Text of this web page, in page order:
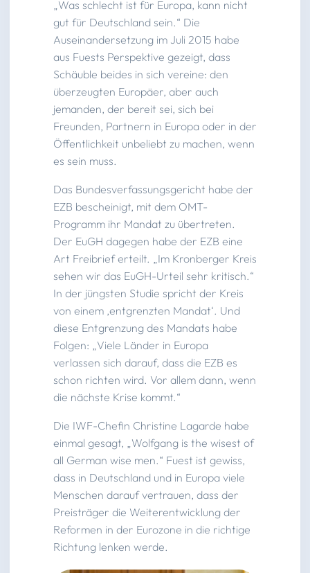
„Was schlecht ist für Europa, kann nicht
gut für Deutschland sein.“ Die
Auseinandersetzung im Juli 2015 habe
aus Fuests Perspektive gezeigt, dass
Schäuble beides in sich vereine: den
überzeugten Europäer, aber auch
jemanden, der bereit sei, sich bei
Freunden, Partnern in Europa oder in der
Öffentlichkeit unbeliebt zu machen, wenn
es sein muss.
Das Bundesverfassungsgericht habe der
EZB bescheinigt, mit dem OMT-
Programm ihr Mandat zu übertreten.
Der EuGH dagegen habe der EZB eine
Art Freibrief erteilt. „Im Kronberger Kreis
sehen wir das EuGH-Urteil sehr kritisch.“
In der jüngsten Studie spricht der Kreis
von einem ‚entgrenzten Mandat‘. Und
diese Entgrenzung des Mandats habe
Folgen: „Viele Länder in Europa
verlassen sich darauf, dass die EZB es
schon richten wird. Vor allem dann, wenn
die nächste Krise kommt.“
Die IWF-Chefin Christine Lagarde habe
einmal gesagt, „Wolfgang is the wisest of
all German wise men.“ Fuest ist gewiss,
dass in Deutschland und in Europa viele
Menschen darauf vertrauen, dass der
Preisträger die Weiterentwicklung der
Reformen in der Eurozone in die richtige
Richtung lenken werde.